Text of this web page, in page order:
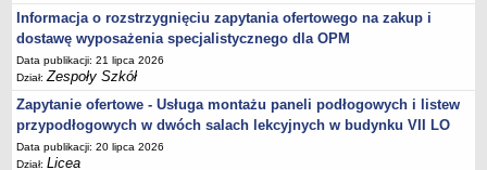
Informacja o rozstrzygnięciu zapytania ofertowego na zakup i
dostawę wyposażenia specjalistycznego dla OPM
Data publikacji: 21 lipca 2026
Dział:Zespoły Szkół
Zapytanie ofertowe - Usługa montażu paneli podłogowych i listew
przypodłogowych w dwóch salach lekcyjnych w budynku VII LO
Data publikacji: 20 lipca 2026
Dział:Licea